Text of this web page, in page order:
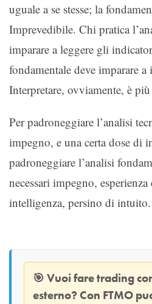
uguale a se stesse; la
Imprevedibile. Chi pratica
imparare a leggere gli
fondamentale deve imparare a
Interpretare, ovviamente, è
Per padroneggiare l’analisi
impegno, e una certa dose di
padroneggiare l’analisi
necessari impegno, esperienza
intelligenza, persino di intuito.
🎯 Vuoi fare trading
esterno? Con FTMO